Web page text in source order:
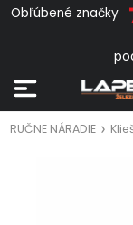
Obľúbené značky
RUČNE NÁRADIE